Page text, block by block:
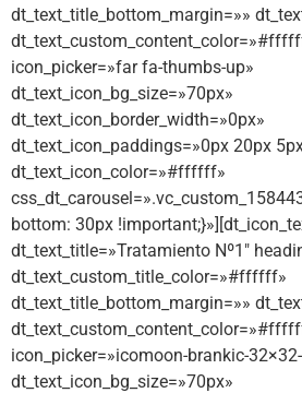
dt_text_title_bottom_margin=»»
icon_picker=»far fa-thumbs-up»
dt_text_icon_bg_size=»70px»
dt_text_icon_border_width=»0px»
dt_text_icon_paddings=»0px 20px
dt_text_icon_color=»#ffffff»
bottom: 30px
dt_text_title=»Tratamiento Nº1″
dt_text_custom_title_color=»#ffffff»
dt_text_title_bottom_margin=»»
icon_picker=»icomoon-brankic-
dt_text_icon_bg_size=»70px»